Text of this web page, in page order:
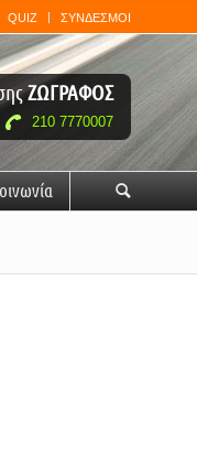
QUIZ ΣΥΝΔΕΣΜΟΙ
ΖΩΓΡΑΦΟΣ
210 7770007
🔍